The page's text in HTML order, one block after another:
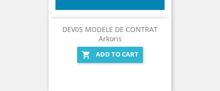
DEV05 MODELE DE CONTRAT
Arkoris

ADD TO CART